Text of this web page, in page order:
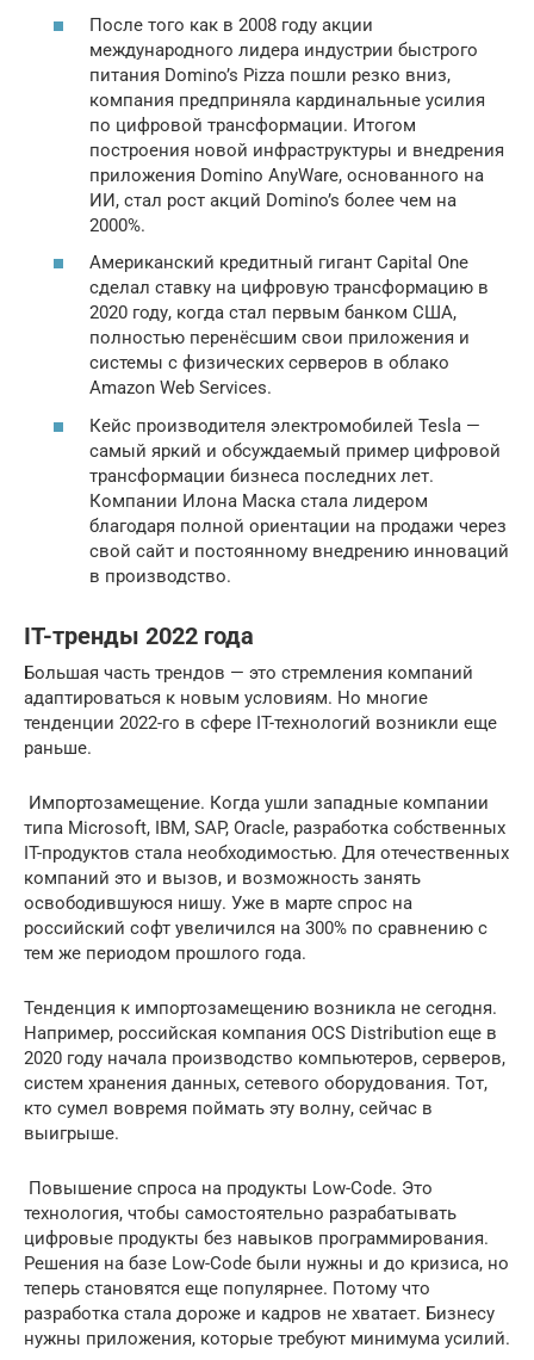
После того как в 2008 году акции
международного лидера индустрии быстрого
питания Domino’s Pizza пошли резко вниз,
компания предприняла кардинальные усилия
по цифровой трансформации. Итогом
построения новой инфраструктуры и внедрения
приложения Domino AnyWare, основанного на
ИИ, стал рост акций Domino’s более чем на
2000%.
Американский кредитный гигант Capital One
сделал ставку на цифровую трансформацию в
2020 году, когда стал первым банком США,
полностью перенёсшим свои приложения и
системы с физических серверов в облако
Amazon Web Services.
Кейс производителя электромобилей Tesla —
самый яркий и обсуждаемый пример цифровой
трансформации бизнеса последних лет.
Компании Илона Маска стала лидером
благодаря полной ориентации на продажи через
свой сайт и постоянному внедрению инноваций
в производство.
IT-тренды 2022 года
Большая часть трендов — это стремления компаний
адаптироваться к новым условиям. Но многие
тенденции 2022-го в сфере IT-технологий возникли еще
раньше.
️ Импортозамещение. Когда ушли западные компании
типа Microsoft, IBM, SAP, Oracle, разработка собственных
IT-продуктов стала необходимостью. Для отечественных
компаний это и вызов, и возможность занять
освободившуюся нишу. Уже в марте спрос на
российский софт увеличился на 300% по сравнению с
тем же периодом прошлого года.
Тенденция к импортозамещению возникла не сегодня.
Например, российская компания OCS Distribution еще в
2020 году начала производство компьютеров, серверов,
систем хранения данных, сетевого оборудования. Тот,
кто сумел вовремя поймать эту волну, сейчас в
выигрыше.
️ Повышение спроса на продукты Low-Code. Это
технология, чтобы самостоятельно разрабатывать
цифровые продукты без навыков программирования.
Решения на базе Low-Code были нужны и до кризиса, но
теперь становятся еще популярнее. Потому что
разработка стала дороже и кадров не хватает. Бизнесу
нужны приложения, которые требуют минимума усилий.